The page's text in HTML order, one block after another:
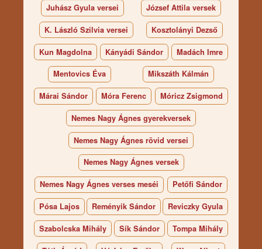
Juhász Gyula versei József Attila versek
K. László Szilvia versei Kosztolányi Dezső
Kun Magdolna Kányádi Sándor Madách Imre
Mentovics Éva Mikszáth Kálmán
Márai Sándor Móra Ferenc Móricz Zsigmond
Nemes Nagy Ágnes gyerekversek
Nemes Nagy Ágnes rövid versei
Nemes Nagy Ágnes versek
Nemes Nagy Ágnes verses meséi Petőfi Sándor
Pósa Lajos Reményik Sándor Reviczky Gyula
Szabolcska Mihály Sík Sándor Tompa Mihály